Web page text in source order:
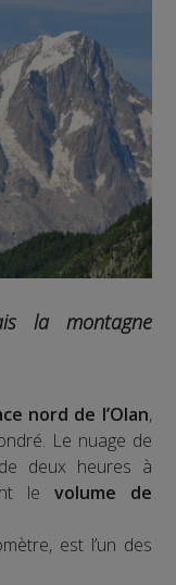
la montagne
nord de l’Olan,
Le nuage de
deux heures à
le volume de
est l’un des